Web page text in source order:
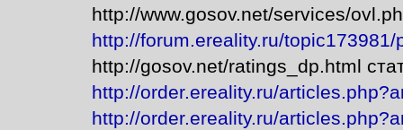
http://www.gosov.net/services/
http://forum.ereality.ru/topic173981/
http://gosov.net/ratings_dp.html
http://order.ereality.ru/
http://order.ereality.ru/